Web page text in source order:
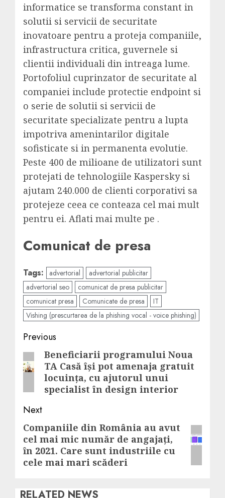
informatice se transforma constant in
solutii si servicii de securitate
inovatoare pentru a proteja companiile,
infrastructura critica, guvernele si
clientii individuali din intreaga lume.
Portofoliul cuprinzator de securitate al
companiei include protectie endpoint si
o serie de solutii si servicii de
securitate specializate pentru a lupta
impotriva amenintarilor digitale
sofisticate si in permanenta evolutie.
Peste 400 de milioane de utilizatori sunt
protejati de tehnologiile Kaspersky si
ajutam 240.000 de clienti corporativi sa
protejeze ceea ce conteaza cel mai mult
pentru ei. Aflati mai multe pe .
Comunicat de presa
Tags: advertorial
advertorial publicitar
advertorial seo
comunicat de presa publicitar
comunicat presa
Comunicate de presa
IT
Vishing (prescurtarea de la phishing vocal - voice phishing)
Post
navigation
Previous
Previous
post:
Beneficiarii programului Noua
TA Casă își pot amenaja gratuit
locuința, cu ajutorul unui
specialist în design interior
Next
Next
post:
Companiile din România au avut
cel mai mic număr de angajați,
ȋn 2021. Care sunt industriile cu
cele mai mari scăderi
RELATED NEWS